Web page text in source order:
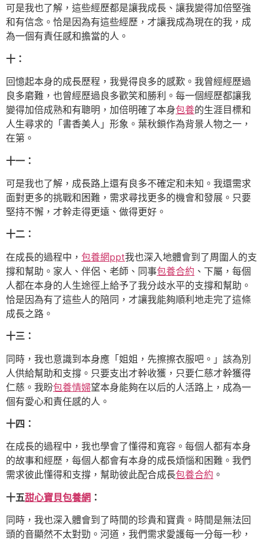
可是我也了解，這些經歷都是讓我成長、讓我變得加倍堅強
和有信念。恰是因為有這些經歷，才讓我成為現在的我，成
為一個有責任感和擔當的人。
十：
回憶起本身的成長歷程，我覺得良多的感歎。我曾經經歷過
良多磨難，也曾經歷過良多歡笑和勝利。每一個經歷都讓我
變得加倍成熟和有聰明，加倍明確了本身包養的生涯目標和
人生尋求的「書香美人」形象。葉秋鎖作為背景人物之一，
在第。
十一：
可是我也了解，成長路上還有良多不確定和未知。我還需求
面對更多的挑戰和困難，需求尋找更多的機會和發展。只要
堅持不懈，才幹走得更遠、做得更好。
十二：
在成長的過程中， 包養網ppt我也深入地體會到了周圍人的支
撐和幫助。家人、伴侶、老師、同事包養合約 、下屬，每個
人都在本身的人生途徑上給予了我分歧水平的支撐和幫助。
恰是因為有了這些人的陪同，才讓我能夠順利地走完了這條
成長之路。
十三：
同時，我也意識到本身應「姐姐，先擦擦衣服吧。」該為別
人供給幫助和支撐。只要支出才幹收獲，只要仁慈才幹獲得
仁慈。我盼包養情婦望本身能夠在以后的人活路上，成為一
個有愛心和責任感的人。
十四：
在成長的過程中，我也學會了懂得和寬容。每個人都有本身
的故事和經歷，每個人都會有本身的成長煩惱和困難。我們
需求彼此懂得和支撐，幫助彼此配合成長包養合約 。
十五甜心寶貝包養網 ：
同時，我也深入體會到了時間的珍貴和寶貴。時間是無法回
頭的音顯然不太對勁。河道，我們需求愛護每一分每一秒，